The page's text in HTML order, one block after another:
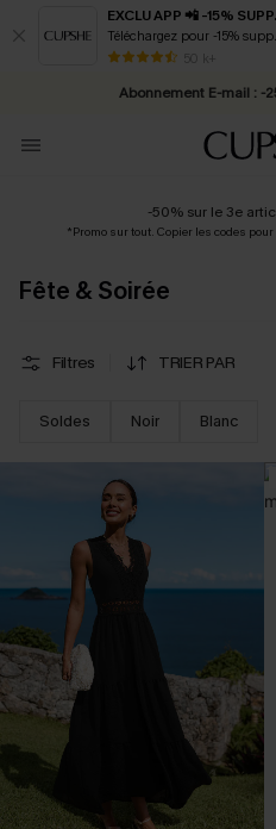
EXCLU APP 📲 -15% SUPP.
Téléchargez pour -15%
50 k+
* Livraison éclair
Abonnement E-mail : -
-50% sur le 3e
*Promo sur tout. Copier les codes
Fête & Soirée
Filtres TRIER PAR
Soldes Noir Blanc